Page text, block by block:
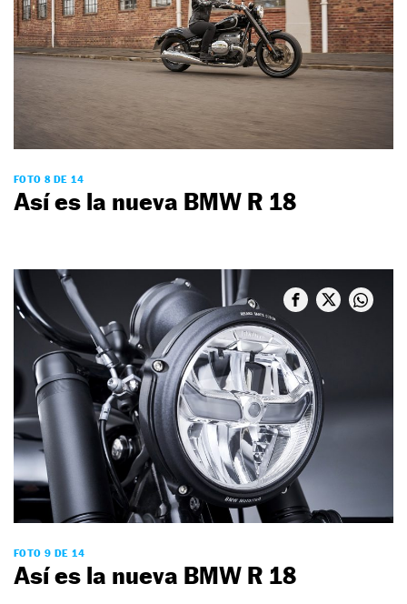
FOTO 8 DE 14
Así es la nueva BMW R 18
FOTO 9 DE 14
Así es la nueva BMW R 18